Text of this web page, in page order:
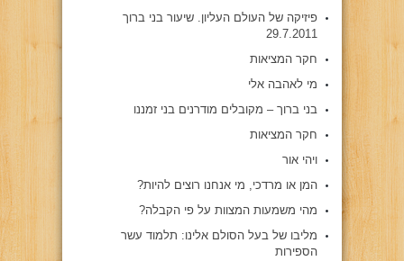
פיזיקה של העולם העליון. שיעור בני ברוך
29.7.2011
חקר המציאות
מי לאהבה אלי
בני ברוך – מקובלים מודרנים בני זמננו
חקר המציאות
ויהי אור
המן או מרדכי, מי אנחנו רוצים להיות?
מהי משמעות המצוות על פי הקבלה?
מליבו של בעל הסולם אלינו: תלמוד עשר
הספירות